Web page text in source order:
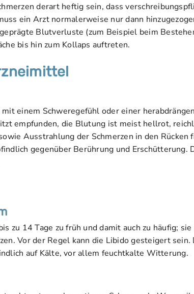
derart heftig sein, dass
ein Arzt normalerweise nur dann
Blutverluste (zum Beispiel beim
bis hin zum Kollaps auftreten.
einem Schweregefühl oder einer
empfunden, die Blutung ist meist hellrot,
Ausstrahlung der Schmerzen in den Rücken
gegenüber Berührung und Erschütterung.
zu 14 Tage zu früh und damit auch zu häufig;
Vor der Regel kann die Libido gesteigert
auf Kälte, vor allem feuchtkalte Witterung.